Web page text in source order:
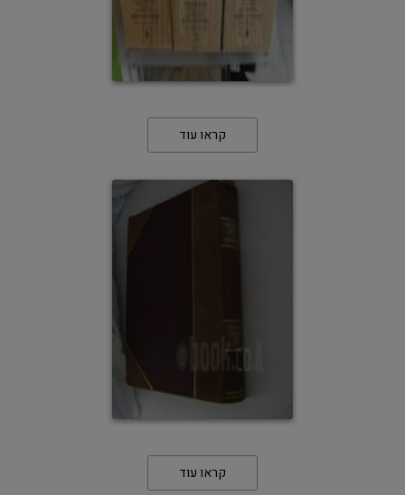
קראו עוד
קראו עוד